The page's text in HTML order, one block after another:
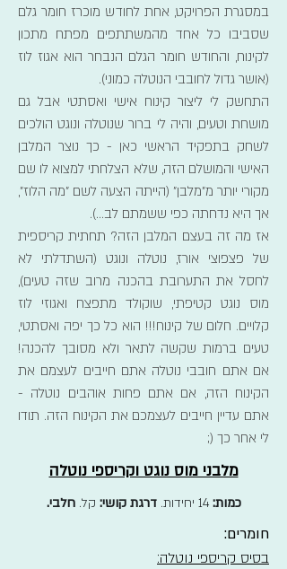
במסגרת הפרויקט, אחת לחודש מוכרז חומר גלם
שסביבו כל אחד מהמשתתפים מפתח מתכון
לקינוח, והחודש חומר הגלם הנבחר הוא אגוז לוז
(אושר גדול לחובבי הנוטלה כמוני).
התחשק לי ליצור קינוח אישי ואסתטי אבל גם
מושחת וטעים, והיה לי ברור שנוטלה ונוגט הולכים
לשחק בתפקיד הראשי כאן - כך נוצר המלבן
האישי והמושלם הזה, שלא הצלחתי למצוא לו שם
מקורי יותר מ"מלבן" (הייתה הצעה לשם "מה הלוז",
אך היא נדחתה כפי ששמתם לב...).
אז מה זה בעצם המלבן הזה? תחתית קריספית
של פצפוצי אורז, נוטלה ונוגט (השתדלתי לא
לחסל את התערובת בהכנה מרוב שזה טעים),
מוס נוגט קטיפתי, שוקולד מתפצח ואגוזי לוז
קלויים. חלום של קינוח!!! הוא כל כך יפה ואסתטי,
טעים ברמות שקשה לתאר ולא מסובך להכנה!
אם אתם חובבי נוטלה אתם חייבים לעצמם את
הקינוח הזה, אם אתם פחות אוהבים נוטלה -
אתם עדיין חייבים לעצמכם את הקינוח הזה. תודו
לי אחר כך (;
מלבני מוס נוגט וקריספי נוטלה
כמות: 14 יחידות. דרגת קושי: קל. חלבי.
חומרים:
בסיס קריספי נוטלה: